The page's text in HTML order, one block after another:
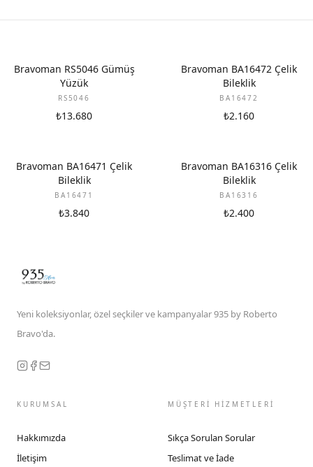
Bravoman RS5046 Gümüş
Yüzük
RS5046
₺13.680
Bravoman BA16472 Çelik
Bileklik
BA16472
₺2.160
Bravoman BA16471 Çelik
Bileklik
BA16471
₺3.840
Bravoman BA16316 Çelik
Bileklik
BA16316
₺2.400
Yeni koleksiyonlar, özel seçkiler ve kampanyalar 935 by Roberto
Bravo'da.
KURUMSAL
Hakkımızda
İletişim
MÜŞTERİ HİZMETLERİ
Sıkça Sorulan Sorular
Teslimat ve İade